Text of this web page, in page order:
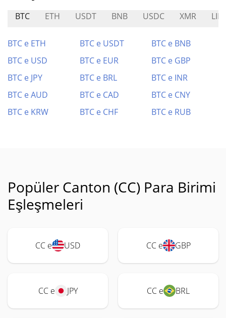
BTC ETH USDT BNB USDC XMR
BTC e ETH BTC e USDT
BTC e BNB
BTC e USD
BTC e EUR
BTC e GBP
BTC e JPY
BTC e BRL
BTC e INR
BTC e AUD
BTC e CAD
BTC e CNY
BTC e KRW
BTC e CHF BTC e RUB
Popüler Canton (CC) Para Birimi
Eşleşmeleri
CC e USD CC e GBP
CC e JPY CC e BRL